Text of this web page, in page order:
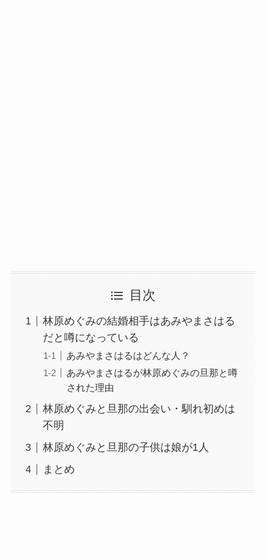
目次
林原めぐみの結婚相手はあみやまさはる
だと噂になっている
あみやまさはるはどんな人？
あみやまさはるが林原めぐみの旦那と噂
された理由
林原めぐみと旦那の出会い・馴れ初めは
不明
林原めぐみと旦那の子供は娘が1人
まとめ